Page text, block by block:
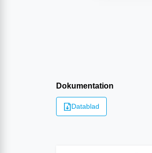
Dokumentation
Datablad